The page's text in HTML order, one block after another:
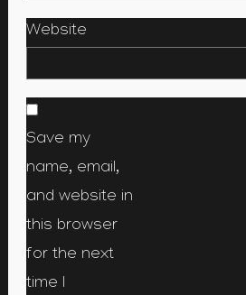
Website
Save my
name, email,
and website in
this browser
for the next
time I